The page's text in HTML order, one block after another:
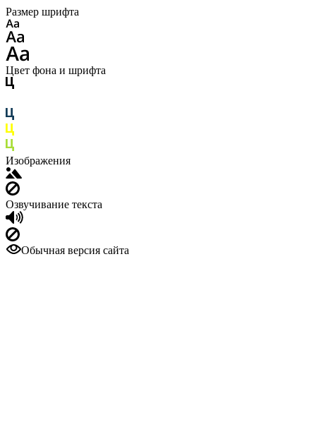
Размер шрифта
Цвет фона и шрифта
Изображения
Озвучивание текста
Обычная версия сайта